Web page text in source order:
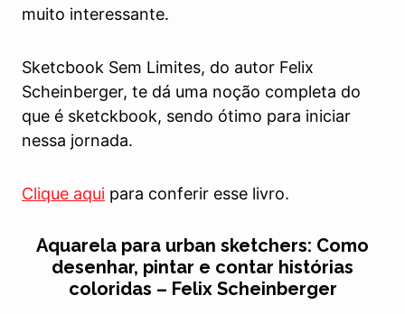
muito interessante.
Sketcbook Sem Limites, do autor Felix
Scheinberger, te dá uma noção completa do
que é sketckbook, sendo ótimo para iniciar
nessa jornada.
Clique aqui para conferir esse livro.
Aquarela para urban sketchers: Como
desenhar, pintar e contar histórias
coloridas – Felix Scheinberger